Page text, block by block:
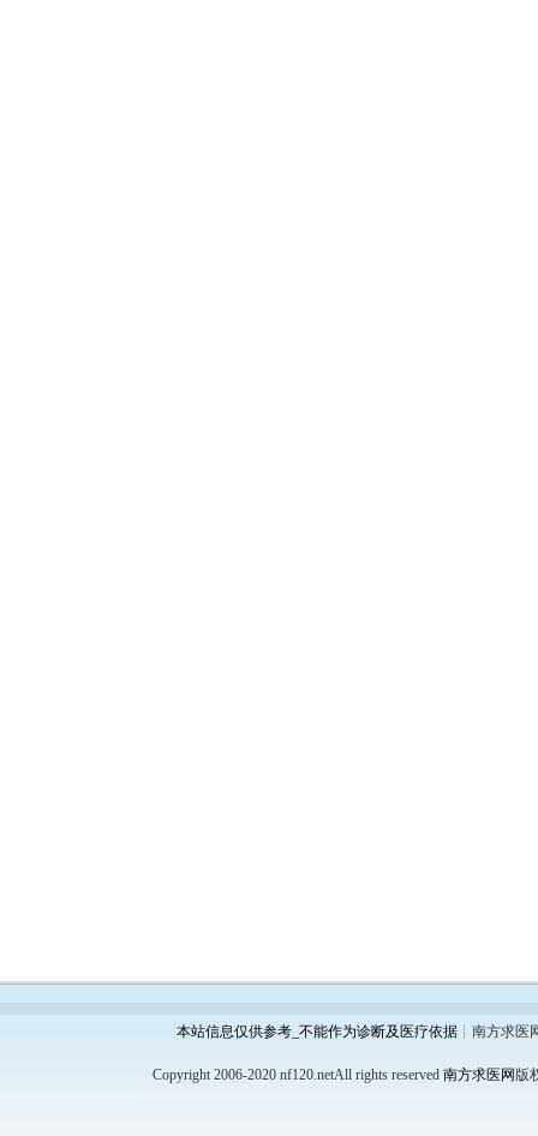
本站信息仅供参考_不能作为诊断及医疗依据┊南方求医
Copyright 2006-2020 nf120.netAll rights reserved 南方求医网 版